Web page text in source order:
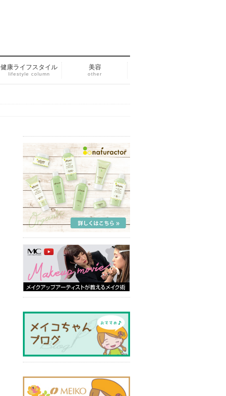
健康ライフスタイル
lifestyle column
美容
other